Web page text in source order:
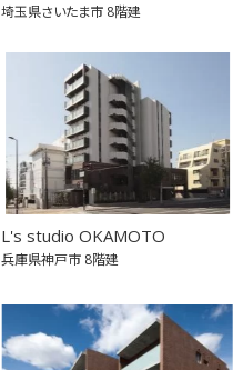
埼玉県さいたま市 8階建
L's studio OKAMOTO
兵庫県神戸市 8階建